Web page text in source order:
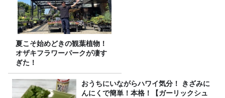
夏こそ始めどきの観葉植物！
オザキフラワーパークが凄す
ぎた！
おうちにいながらハワイ気分！ きざみに
んにくで簡単！本格！【ガーリックシュ